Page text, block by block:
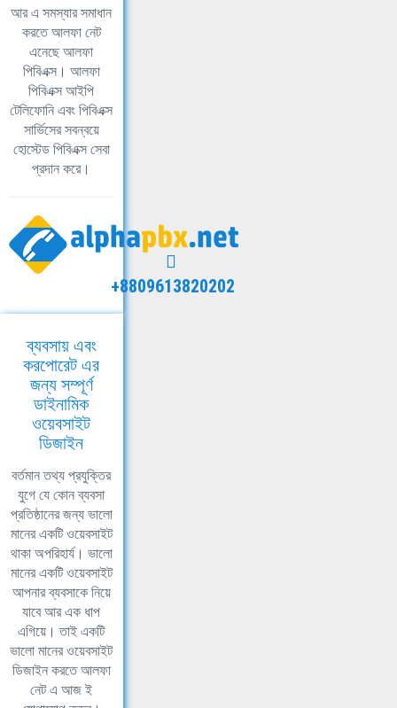
আর এ সমস্যার সমাধান
করতে আলফা নেট
এনেছে আলফা
পিবিএক্স। আলফা
পিবিএক্স আইপি
টেলিফোনি এবং পিবিএক্স
সার্ভিসের সবন্বয়ে
হোস্টেড পিবিএক্স সেবা
প্রদান করে।
+8809613820202
ব্যবসায় এবং
করপোরেট এর
জন্য সম্পূর্ণ
ডাইনামিক
ওয়েবসাইট
ডিজাইন
বর্তমান তথ্য প্রযুক্তির
যুগে যে কোন ব্যবসা
প্রতিষ্ঠানের জন্য ভালো
মানের একটি ওয়েবসাইট
থাকা অপরিহার্য। ভালো
মানের একটি ওয়েবসাইট
আপনার ব্যবসাকে নিয়ে
যাবে আর এক ধাপ
এগিয়ে। তাই একটি
ভালো মানের ওয়েবসাইট
ডিজাইন করতে আলফা
নেট এ আজ ই